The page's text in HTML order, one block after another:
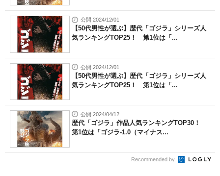
公開 2024/12/01
【50代男性が選ぶ】歴代「ゴジラ」シリーズ人
気ランキングTOP25！ 第1位は「...
公開 2024/12/01
【50代男性が選ぶ】歴代「ゴジラ」シリーズ人
気ランキングTOP25！ 第1位は「...
公開 2024/04/12
歴代「ゴジラ」作品人気ランキングTOP30！
第1位は「ゴジラ-1.0（マイナス...
Recommended by